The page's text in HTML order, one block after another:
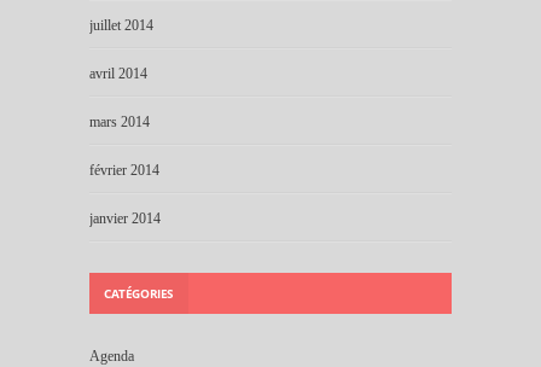
juillet 2014
avril 2014
mars 2014
février 2014
janvier 2014
CATÉGORIES
Agenda